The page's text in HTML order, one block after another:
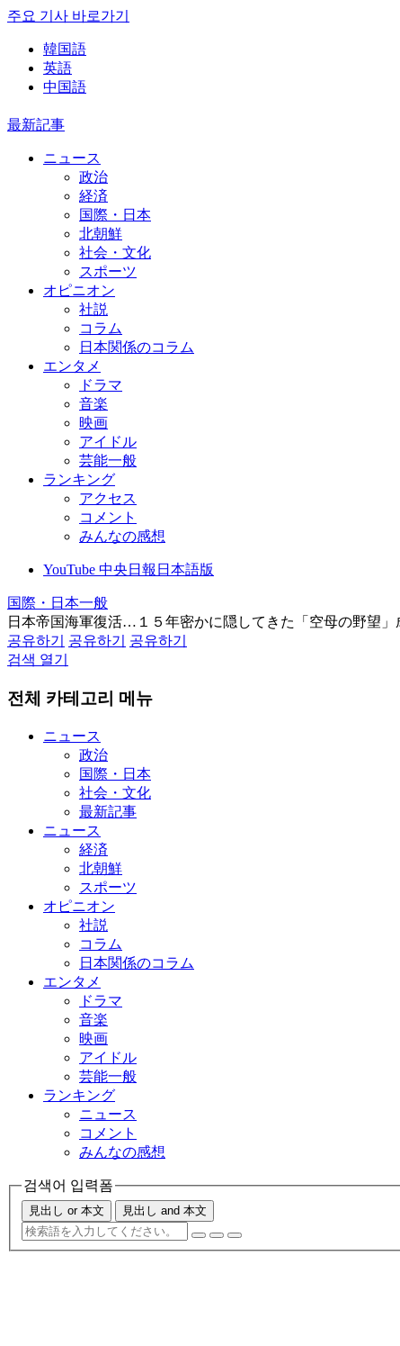
주요 기사 바로가기
韓国語
英語
中国語
最新記事
ニュース
政治
経済
国際・日本
北朝鮮
社会・文化
スポーツ
オピニオン
社説
コラム
日本関係のコラム
エンタメ
ドラマ
音楽
映画
アイドル
芸能一般
ランキング
アクセス
コメント
みんなの感想
YouTube 中央日報日本語版
国際・日本一般
日本帝国海軍復活…１５年密かに隠してきた「空母の野望」
공유하기
공유하기
공유하기
검색 열기
전체 카테고리 메뉴
ニュース
政治
国際・日本
社会・文化
最新記事
ニュース
経済
北朝鮮
スポーツ
オピニオン
社説
コラム
日本関係のコラム
エンタメ
ドラマ
音楽
映画
アイドル
芸能一般
ランキング
ニュース
コメント
みんなの感想
검색어 입력폼
見出し or 本文 見出し and 本文